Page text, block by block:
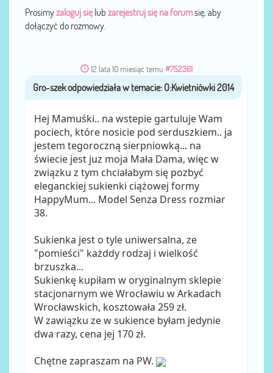
Prosimyzaloguj sięlub zarejestruj się na forumsię, aby
dołączyć do rozmowy.
12 lata 10 miesiąc temu #752361
przezGro-szek
Hej Mamuśki.. na wstepie gartuluje Wam
pociech, które nosicie pod serduszkiem.. ja
jestem tegoroczną sierpniowką... na
świecie jest juz moja Mała Dama, więc w
związku z tym chciałabym się pozbyć
eleganckiej sukienki ciążowej formy
HappyMum... Model Senza Dress rozmiar
38.
Sukienka jest o tyle uniwersalna, ze
"pomieści" każddy rodzaj i wielkość
brzuszka...
Sukienkę kupiłam w oryginalnym sklepie
stacjonarnym we Wrocławiu w Arkadach
Wrocławskich, kosztowała 259 zł.
W zawiązku ze w sukience byłam jedynie
dwa razy, cena jej 170 zł.
Chętne zapraszam na PW.